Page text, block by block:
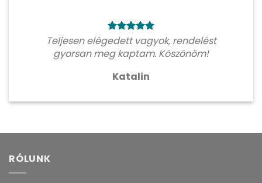
Teljesen elégedett vagyok, rendelést
gyorsan meg kaptam. Köszönöm!
Katalin
RÓLUNK